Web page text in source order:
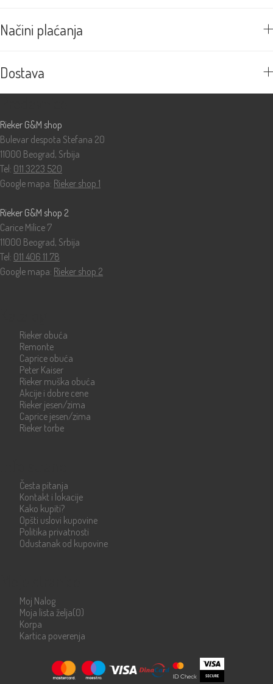
Načini plaćanja
Dostava
Rieker G&M shop
Bulevar despota Stefana 20
11000 Beograd, Srbija
Tel: 011 3223 520
Google mapa: Rieker shop 1
Rieker G&M shop 2
Carice Milice 7
11000 Beograd, Srbija
Tel: 011 406 11 78
Google mapa: Rieker shop 2
Rieker obuća
Remonte
Caprice obuća
Peter Kaiser
Rieker muška obuća
Akcije i dobre cene
Rieker jesen/zima
Caprice jesen/zima
Rieker torbe
Česta pitanja
Kontakt i lokacije
Kako kupiti?
Opšti uslovi kupovine
Politika privatnosti
Odustanak od kupovine
Moj Nalog
Moja lista želja(0)
Korpa
Kartica poverenja